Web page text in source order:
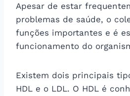
Apesar de estar
problemas de saúde, o
funções importantes e é
funcionamento do
Existem dois principais
HDL e o LDL. O HDL é